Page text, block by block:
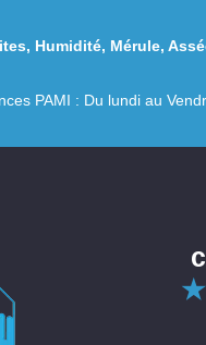
, Humidité, Mérule,
PAMI : Du lundi au